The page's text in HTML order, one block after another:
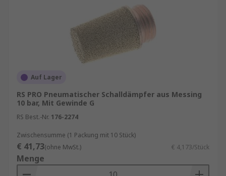
Auf Lager
RS PRO Pneumatischer Schalldämpfer aus Messing
10 bar, Mit Gewinde G
RS Best.-Nr. 176-2274
Zwischensumme (1 Packung mit 10 Stück)
€ 41,73(ohne MwSt.) € 4,173/Stück
Menge